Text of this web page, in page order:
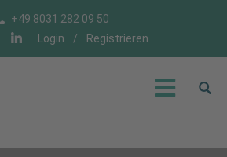
+49 8031 282 09 50
Login
/ Registrieren